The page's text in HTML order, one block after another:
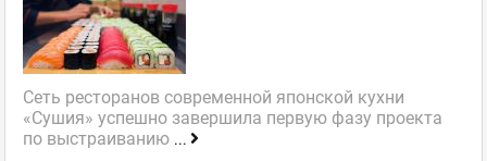
Сеть ресторанов современной японской кухни
«Сушия» успешно завершила первую фазу проекта
по выстраиванию ...